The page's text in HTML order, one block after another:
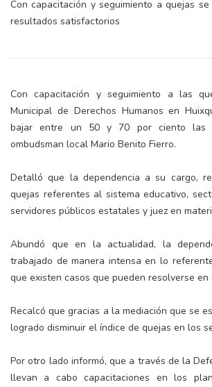
Con capacitación y seguimiento a quejas
resultados satisfactorios
Con capacitación y seguimiento a las
Municipal de Derechos Humanos en
bajar entre un 50 y 70 por ciento las
ombudsman local Mario Benito Fierro.
Detalló que la dependencia a su cargo,
quejas referentes al sistema educativo,
servidores públicos estatales y juez en
Abundó que en la actualidad, la
trabajado de manera intensa en lo
que existen casos que pueden resolverse
Recalcó que gracias a la mediación que se
logrado disminuir el índice de quejas en los
Por otro lado informó, que a través de la
llevan a cabo capacitaciones en los